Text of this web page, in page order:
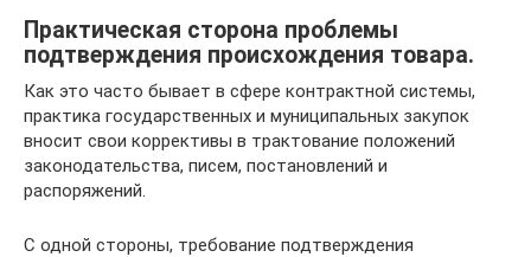
Практическая сторона проблемы
подтверждения происхождения товара.
Как это часто бывает в сфере контрактной системы,
практика государственных и муниципальных закупок
вносит свои коррективы в трактование положений
законодательства, писем, постановлений и
распоряжений.
С одной стороны, требование подтверждения